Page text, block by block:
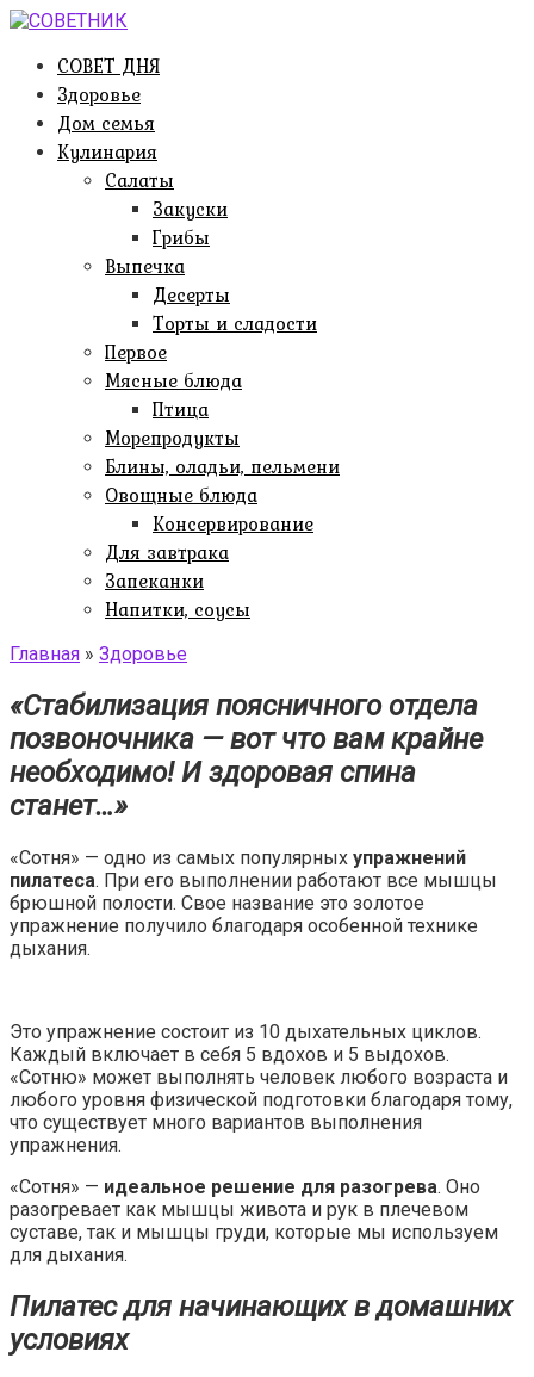
Перейти
контентуСОВЕТ ДНЯ
Здоровье
Дом семья
Кулинария
Салаты
Закуски
Грибы
Выпечка
Десерты
Торты и сладости
Первое
Мясные блюда
Птица
Морепродукты
Блины, оладьи, пельмени
Овощные блюда
Консервирование
Для завтрака
Запеканки
Напитки, соусы
Главная » Здоровье
«Стабилизация поясничного отдела
позвоночника — вот что вам крайне
необходимо! И здоровая спина
станет…»
«Сотня» — одно из самых популярных упражнений
пилатеса. При его выполнении работают все мышцы
брюшной полости. Свое название это золотое
упражнение получило благодаря особенной технике
дыхания.
Это упражнение состоит из 10 дыхательных циклов.
Каждый включает в себя 5 вдохов и 5 выдохов.
«Сотню» может выполнять человек любого возраста и
любого уровня физической подготовки благодаря тому,
что существует много вариантов выполнения
упражнения.
«Сотня» — идеальное решение для разогрева. Оно
разогревает как мышцы живота и рук в плечевом
суставе, так и мышцы груди, которые мы используем
для дыхания.
Пилатес для начинающих в домашних
условиях